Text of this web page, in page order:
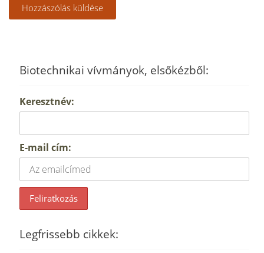
Biotechnikai vívmányok, elsőkézből:
Keresztnév:
E-mail cím:
Legfrissebb cikkek: